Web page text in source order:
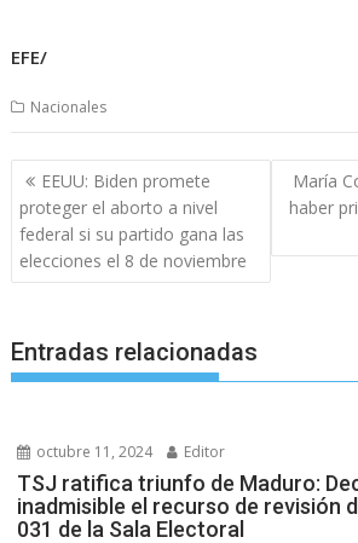
EFE/
Nacionales
Navegación
de
entradas
EEUU: Biden promete
proteger el aborto a nivel
federal si su partido gana las
elecciones el 8 de noviembre
María
haber
Entradas relacionadas
octubre 11, 2024 Editor
TSJ ratifica triunfo de Maduro:
inadmisible el recurso de revisión
031 de la Sala Electoral